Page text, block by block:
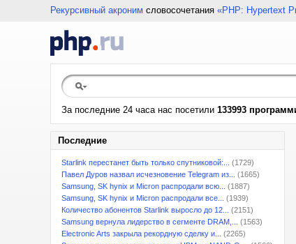
Рекурсивный акроним словосочетания «PHP: Hypertext
За последние 24 часа нас посетили 133993
Последние
Starlink перестанет быть только спутниковой:...
(1729)
Павел Дуров назвал исчезновение Telegram из...
(1665)
Samsung, SK hynix и Micron распродали всю...
(1887)
Samsung, SK hynix и Micron распродали все...
(1939)
Количество абонентов Starlink выросло до 12...
(2151)
Samsung вернула лидерство в сегменте DRAM,...
(1563)
Electronic Arts закрыла рекордную сделку и...
(2265)